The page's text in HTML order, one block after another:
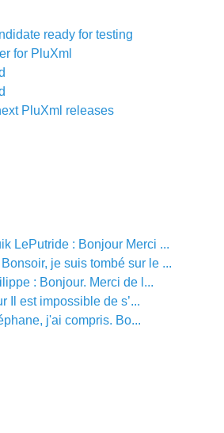
ready for testing
for PluXml
PluXml releases
LePutride : Bonjour Merci ...
je suis tombé sur le ...
: Bonjour. Merci de l...
Il est impossible de s’...
j'ai compris. Bo...